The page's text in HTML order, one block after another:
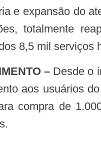
totalmente
8,5 mil serviços
– Desde o
aos usuários
compra de